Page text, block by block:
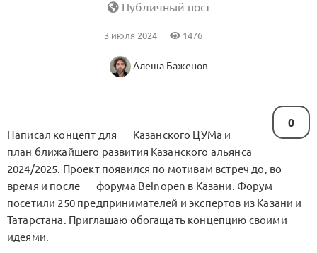
Публичный пост
3 июля 2024 1476
Алеша Баженов
0
Написал концепт для Казанского ЦУМа и
план ближайшего развития Казанского альянса
2024/2025. Проект появился по мотивам встреч до, во
время и после
форума Beinopen в Казани. Форум
посетили 250 предпринимателей и экспертов из Казани и
Татарстана. Приглашаю обогащать концепцию своими
идеями.